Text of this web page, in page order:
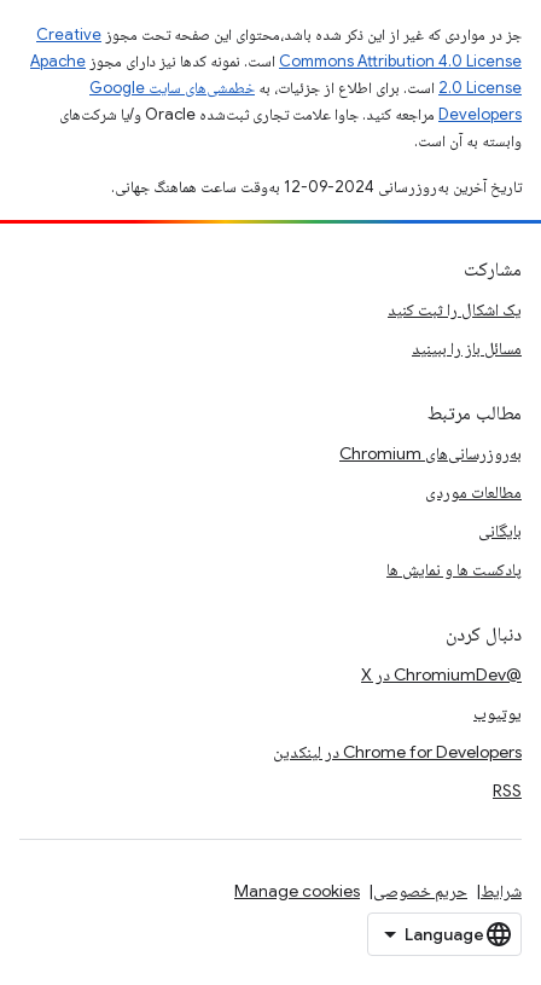
جز در مواردی که غیر از این ذکر شده باشد،‌محتوای این صفحه تحت مجوز Creative
Commons Attribution 4.0 License است. نمونه کدها نیز دارای مجوز Apache
2.0 License است. برای اطلاع از جزئیات، به
خطمشی‌های سایت Google
Developers‏
مراجعه کنید. جاوا علامت تجاری ثبت‌شده Oracle و/یا شرکت‌های
وابسته به آن است.
تاریخ آخرین به‌روزرسانی 2024-09-12 به‌وقت ساعت هماهنگ جهانی.
مشارکت
یک اشکال را ثبت کنید
مسائل باز را ببینید
مطالب مرتبط
به‌روزرسانی‌های Chromium
مطالعات موردی
بایگانی
پادکست ها و نمایش ها
دنبال کردن
@ChromiumDev در X
یوتیوب
Chrome for Developers در لینکدین
RSS
شرایط حریم خصوصی Manage cookies